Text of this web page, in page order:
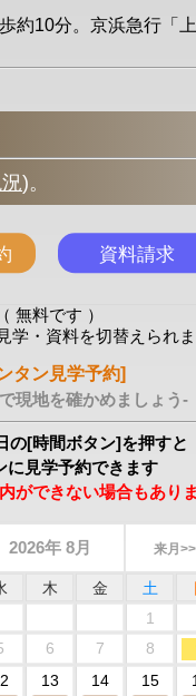
10分。京浜急行「
)。
（ 無料です ）
学・資料を切替えられ
タン見学予約]
現地を確かめましょう-
の[時間ボタン]を押すと
に見学予約できます
ができない場合もありま
2026年 8月 来月>>
木 金 土
1
6 7 8
13 14 15